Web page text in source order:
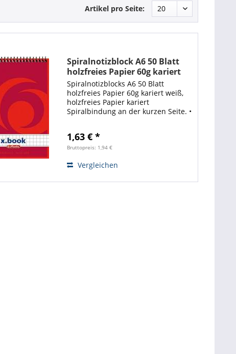
Artikel pro Seite:
Spiralnotizblock A6 50 Blatt
holzfreies Papier 60g kariert
Spiralnotizblocks A6 50 Blatt
holzfreies Papier 60g kariert weiß,
holzfreies Papier kariert
Spiralbindung an der kurzen Seite. •
Blatt VE: 1 Stück
1,63 € *
Bruttopreis: 1,94 €
Vergleichen